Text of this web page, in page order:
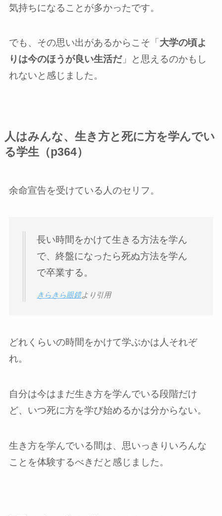
気持ちになることが多かったです。
でも、その思い出があるからこそ「 大学の頃よ
りは今のほうが良い生活だ」と思えるのかもし
れないと感じました。
人はみんな、生き方と死に方を学んでい
る学生（p364）
余命宣告を受けている人のセリフ。
長い時間をかけて生きる方法を学ん
で、終盤になったら死ぬ方法を学ん
で卒業する。
きらきら眼鏡より引用
どれくらいの時間をかけて学ぶかは人それぞ
れ。
自分は今はまだ生き方を学んでいる段階だけ
ど、いつ死に方を学び始めるかは分からない。
生き方を学んでいる間は、思いっきりいろんな
ことを体験するべきだと感じました。